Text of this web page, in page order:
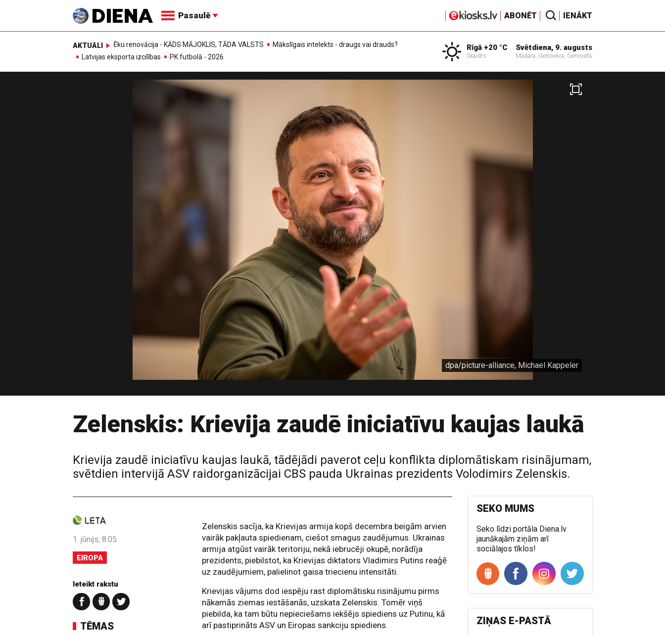
Pasaulē ABONĒT IENĀKT
AKTUĀLI Ēku renovācija - KĀDS MĀJOKLIS, TĀDA VALSTS
Mākslīgais intelekts - draugs vai drauds?
Latvijas eksporta izcilības
PK futbolā - 2026
Rīgā +20 °C
Skaidrs
Svētdiena, 9. augusts
Madara, Genoveva, Genovefa
dpa/picture-alliance, Michael Kappeler
Zelenskis: Krievija zaudē iniciatīvu kaujas laukā
Krievija zaudē iniciatīvu kaujas laukā, tādējādi paverot ceļu konflikta diplomātiskam risinājumam,
svētdien intervijā ASV raidorganizācijai CBS pauda Ukrainas prezidents Volodimirs Zelenskis.
1. jūnijs, 8:05
EIROPA
Ieteikt rakstu
TĒMAS
Zelenskis sacīja, ka Krievijas armija kopš decembra beigām arvien
vairāk pakļauta spiedienam, ciešot smagus zaudējumus. Ukrainas
armija atgūst vairāk teritoriju, nekā iebrucēji okupē, norādīja
prezidents, piebilstot, ka Krievijas diktators Vladimirs Putins reaģē
uz zaudējumiem, palielinot gaisa triecienu intensitāti.
Krievijas vājums dod iespēju rast diplomātisku risinājumu pirms
nākamās ziemas iestāšanās, uzskata Zelenskis. Tomēr viņš
piebilda, ka tam būtu nepieciešams iekšējs spiediens uz Putinu, kā
arī pastiprināts ASV un Eiropas sankciju spiediens.
SEKO MUMS
Seko līdzi portāla Diena.lv
jaunākajām ziņām arī
sociālajos tīklos!
ZIŅAS E-PASTĀ